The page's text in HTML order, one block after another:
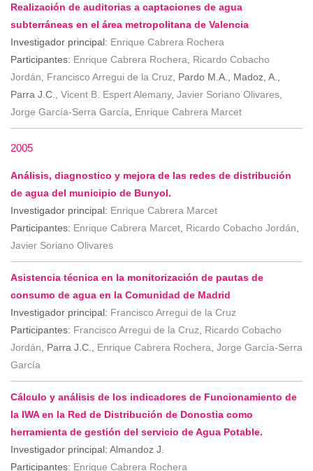
Realización de auditorias a captaciones de agua
subterráneas en el área metropolitana de Valencia
Investigador principal: Enrique Cabrera Rochera
Participantes: Enrique Cabrera Rochera
Ricardo Cobacho
Jordán
Francisco Arregui de la Cruz , Pardo M.A., Madoz, A.,
Parra J.C., Vicent B. Espert Alemany, Javier Soriano Olivares
Jorge García-Serra García
Enrique Cabrera Marcet
2005
Análisis, diagnostico y mejora de las redes de distribución
de agua del municipio de Bunyol.
Investigador principal: Enrique Cabrera Marcet
Participantes: Enrique Cabrera Marcet Ricardo Cobacho Jordán
Javier Soriano Olivares
Asistencia técnica en la monitorización de pautas de
consumo de agua en la Comunidad de Madrid
Investigador principal: Francisco Arregui de la Cruz
Participantes: Francisco Arregui de la Cruz
Ricardo Cobacho
Jordán , Parra J.C., Enrique Cabrera Rochera Jorge García-Serra
García
Cálculo y análisis de los indicadores de Funcionamiento de
la IWA en la Red de Distribución de Donostia como
herramienta de gestión del servicio de Agua Potable.
Investigador principal: Almandoz J.
Participantes: Enrique Cabrera Rochera